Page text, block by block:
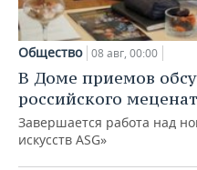
Общество 08 авг, 00:00
В Доме приемов
российского
Завершается работа над
искусств ASG»